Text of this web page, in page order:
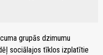
grupās dzimumu
sociālajos tīklos izplatītie